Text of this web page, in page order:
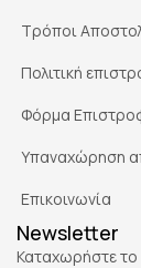
Τρόποι
Πολιτική
Φόρμα
Υπαναχώρηση
Επικοινωνία
Newsletter
Καταχωρήστε